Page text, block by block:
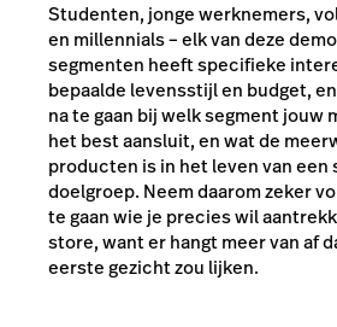
Studenten, jonge werknemers,
en millennials – elk van deze
segmenten heeft specifieke
bepaalde levensstijl en budget,
na te gaan bij welk segment jouw
het best aansluit, en wat de
producten is in het leven van een
doelgroep. Neem daarom zeker
te gaan wie je precies wil
store, want er hangt meer van af
eerste gezicht zou lijken.